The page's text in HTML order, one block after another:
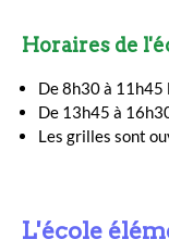
Horaires de
De 8h30 à 11h45
De 13h45 à
Les grilles sont
L'école